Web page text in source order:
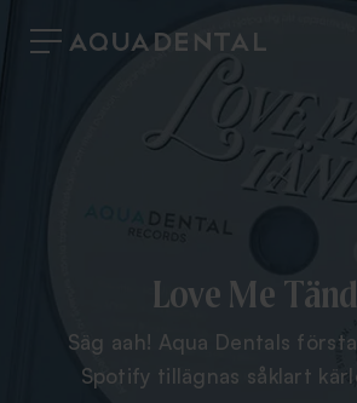
Love Me
Säg aah! Aqua Dentals
Spotify tillägnas såklart